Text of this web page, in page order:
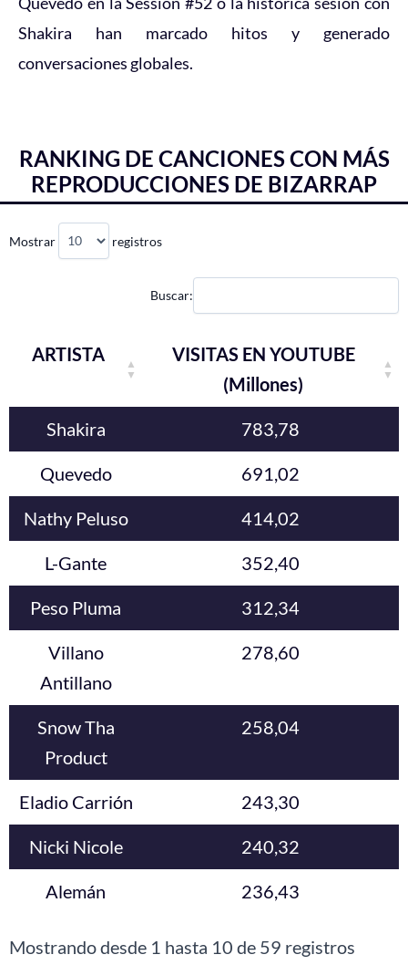
Shakira han marcado hitos y generado
conversaciones globales.
RANKING DE CANCIONES CON MÁS
REPRODUCCIONES DE BIZARRAP
Mostrar registros
Buscar:
ARTISTA
VISITAS EN YOUTUBE
(Millones)
Shakira 783,78
Quevedo 691,02
Nathy Peluso 414,02
L-Gante 352,40
Peso Pluma 312,34
Villano
Antillano
278,60
Snow Tha
Product
258,04
Eladio Carrión 243,30
Nicki Nicole 240,32
Alemán 236,43
Mostrando desde 1 hasta 10 de 59 registros